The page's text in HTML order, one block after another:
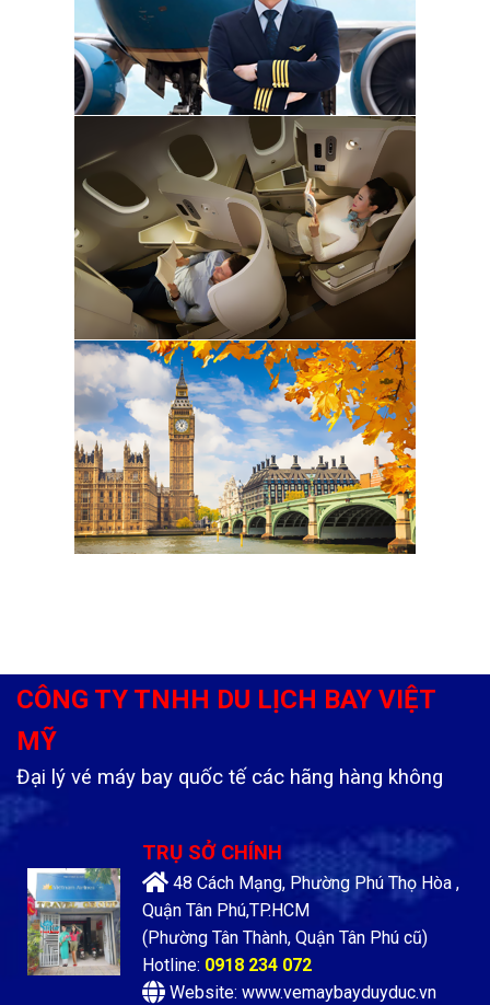
CÔNG TY TNHH DU LỊCH BAY VIỆT
MỸ
Đại lý vé máy bay quốc tế các hãng hàng không
TRỤ SỞ CHÍNH
48 Cách Mạng, Phường Phú Thọ Hòa ,
Quận Tân Phú,TP.HCM
(Phường Tân Thành, Quận Tân Phú cũ)
Hotline: 0918 234 072
Website: www.vemaybayduyduc.vn